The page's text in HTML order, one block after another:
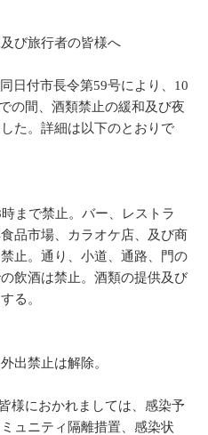
び旅行者の皆様へ
日付市長令第59号により、10
の間、酒類禁止の緩和及び夜
た。詳細は以下のとおりで
まで禁止。バー、レストラ
品市場、カラオケ店、及び商
止。通り、小道、通路、門の
飲酒は禁止。酒類の提供及び
る。
出禁止は解除。
様におかれましては、感染予
ュニティ隔離措置、感染状